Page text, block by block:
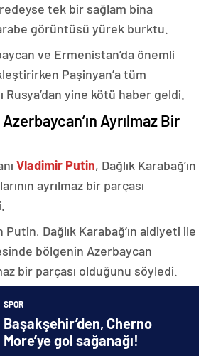
tek bir sağlam bina
görüntüsü yürek burktu.
ve Ermenistan’da önemli
Paşinyan’a tüm
Rusya’dan yine kötü haber geldi.
Ayrılmaz Bir
Vladimir Putin, Dağlık Karabağ’ın
ayrılmaz bir parçası
Putin, Dağlık Karabağ’ın aidiyeti ile
bölgenin Azerbaycan
bir parçası olduğunu söyledi.
SPOR
Başakşehir’den, Cherno
More’ye gol sağanağı!